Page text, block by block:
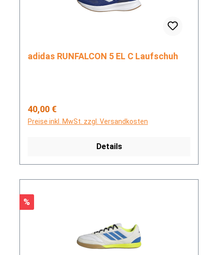
adidas RUNFALCON 5 EL C Laufschuh
Regulärer Preis:
40,00 €
Preise inkl. MwSt. zzgl. Versandkosten
Details
Rabatt
%